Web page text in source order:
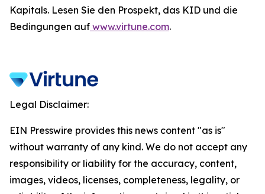
Kapitals. Lesen Sie den Prospekt, das KID und die
Bedingungen auf www.virtune.com.
Legal Disclaimer:
EIN Presswire provides this news content "as is"
without warranty of any kind. We do not accept any
responsibility or liability for the accuracy, content,
images, videos, licenses, completeness, legality, or